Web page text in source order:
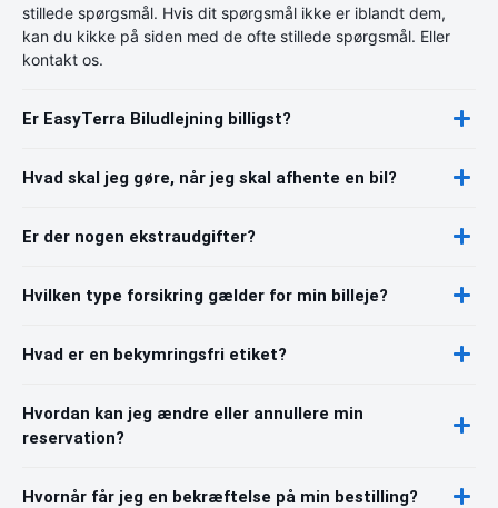
stillede spørgsmål. Hvis dit spørgsmål ikke er iblandt dem,
kan du kikke på siden med de ofte stillede spørgsmål. Eller
kontakt os.
Er EasyTerra Biludlejning billigst?
Hvad skal jeg gøre, når jeg skal afhente en bil?
Er der nogen ekstraudgifter?
Hvilken type forsikring gælder for min billeje?
Hvad er en bekymringsfri etiket?
Hvordan kan jeg ændre eller annullere min
reservation?
Hvornår får jeg en bekræftelse på min bestilling?